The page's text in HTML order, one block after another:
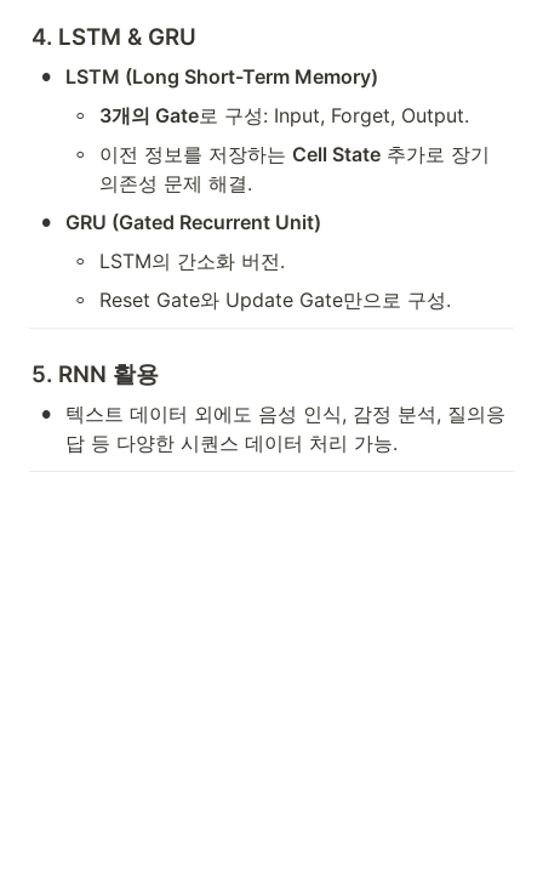
4. LSTM & GRU
• LSTM (Long Short-Term Memory)
◦ 3개의 Gate로 구성: Input, Forget, Output.
◦ 이전 정보를 저장하는 Cell State 추가로 장기
의존성 문제 해결.
• GRU (Gated Recurrent Unit)
◦ LSTM의 간소화 버전.
◦ Reset Gate와 Update Gate만으로 구성.
5. RNN 활용
•
텍스트 데이터 외에도 음성 인식, 감정 분석, 질의응
답 등 다양한 시퀀스 데이터 처리 가능.